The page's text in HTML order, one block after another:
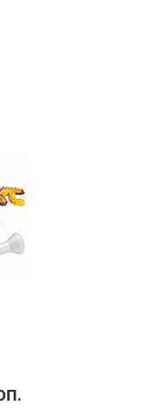
руб. 90 коп.